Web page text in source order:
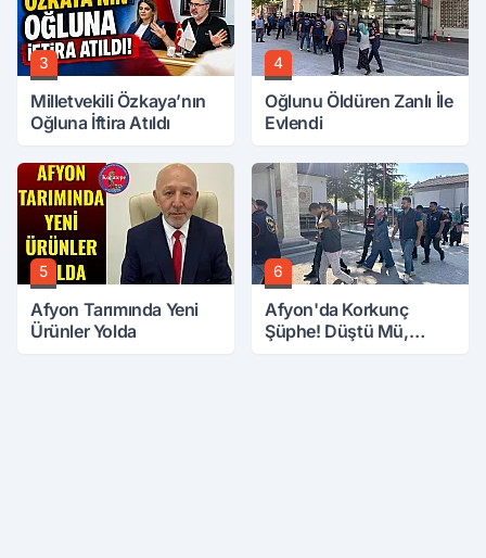
3
Milletvekili Özkaya’nın
Oğluna İftira Atıldı
4
Oğlunu Öldüren Zanlı İle
Evlendi
5
Afyon Tarımında Yeni
Ürünler Yolda
6
Afyon'da Korkunç
Şüphe! Düştü Mü,